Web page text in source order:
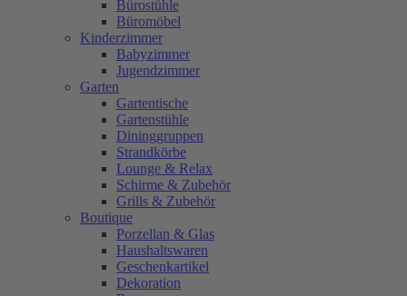
Bürostühle
Büromöbel
Kinderzimmer
Babyzimmer
Jugendzimmer
Garten
Gartentische
Gartenstühle
Dininggruppen
Strandkörbe
Lounge & Relax
Schirme & Zubehör
Grills & Zubehör
Boutique
Porzellan & Glas
Haushaltswaren
Geschenkartikel
Dekoration